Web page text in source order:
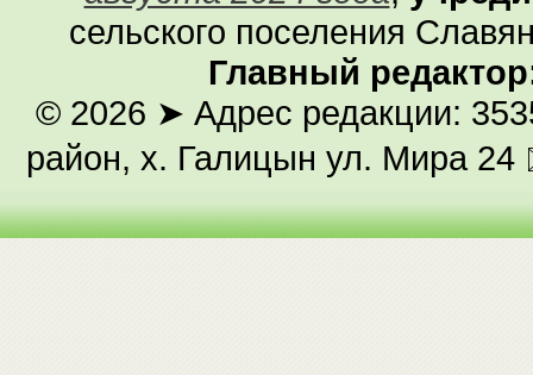
сельского поселения
Главный
© 2026 ➤ Адрес редакции:
район, х. Галицын ул. Мира